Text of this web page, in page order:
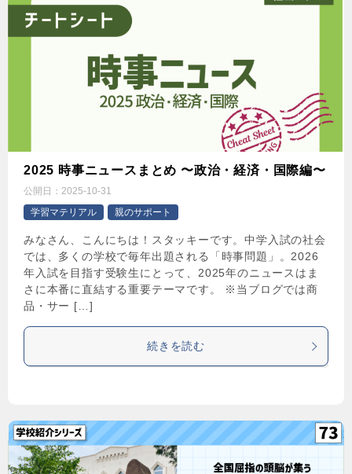
2025 時事ニュースまとめ 〜政治・経済・国際編〜
公開日： 2025-10-31
学習マテリアル
親のサポート
みなさん、こんにちは！スタッキーです。中学入試の社会
では、多くの学校で毎年出題される「時事問題」。2026
年入試を目指す受験生にとって、2025年のニュースはま
さに本番に直結する重要テーマです。 ※当ブログでは商
品・サー […]
続きを読む